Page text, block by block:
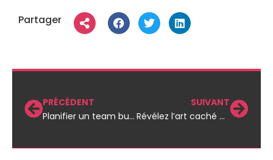
Partager
PRÉCÉDENT
Planifier un team building inoubliable : secrets et astuces d’experts en entreprise
SUIVANT
Révélez l’art caché de la gestion des priorités en entreprise !